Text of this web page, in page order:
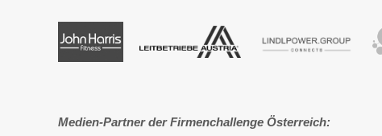
Medien-Partner der Firmenchallenge Österreich: